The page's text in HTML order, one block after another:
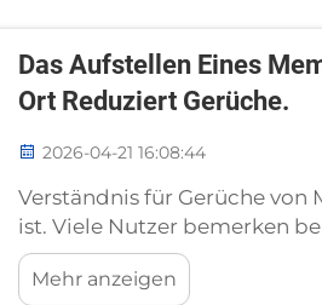
Das Aufstellen Eines
Ort Reduziert Gerüche.
2026-04-21 16:08:44
Verständnis für Gerüche
ist. Viele Nutzer bemerken
einen leichten Neuwaren-
damit richtig umgeht. Ich
Mehr anzeigen